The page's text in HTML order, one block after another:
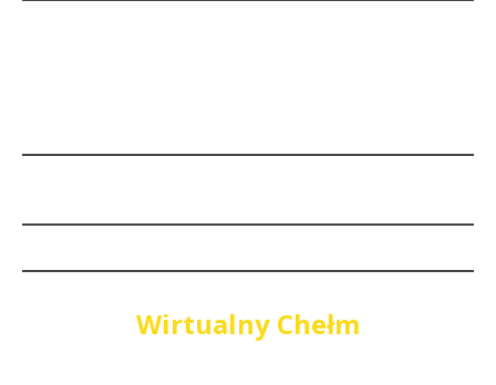
Wirtualny Chełm